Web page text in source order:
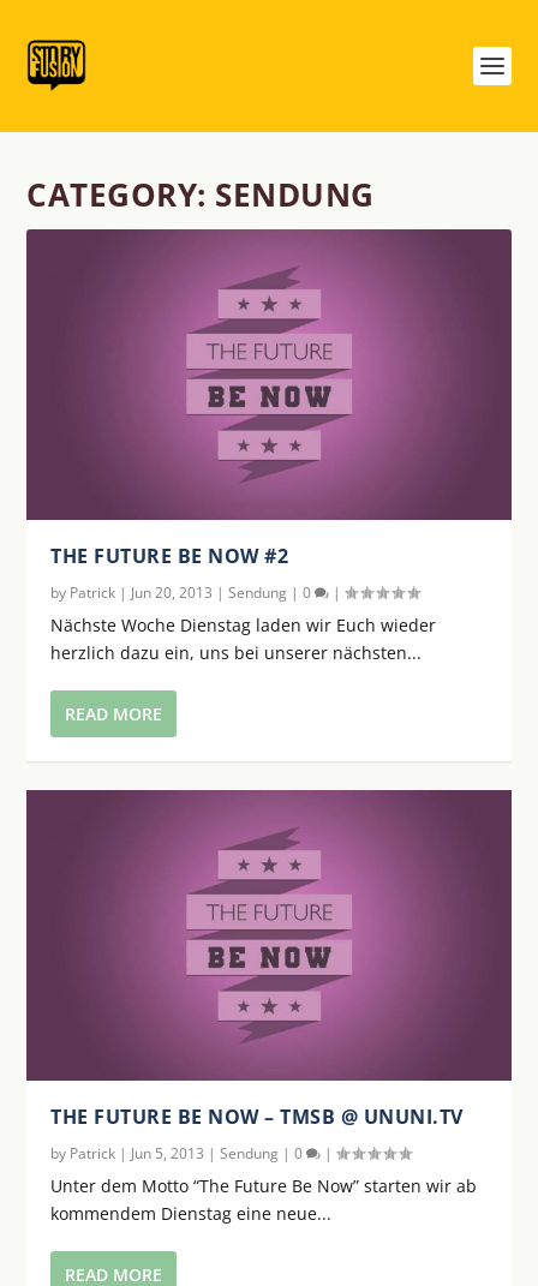
CATEGORY: SENDUNG
THE FUTURE BE NOW #2
by Patrick | Jun 20, 2013 |Sendung |0 |
Nächste Woche Dienstag laden wir Euch wieder
herzlich dazu ein, uns bei unserer nächsten...
READ MORE
THE FUTURE BE NOW – TMSB @ UNUNI.TV
by Patrick | Jun 5, 2013 |Sendung |0 |
Unter dem Motto “The Future Be Now” starten wir ab
kommendem Dienstag eine neue...
READ MORE